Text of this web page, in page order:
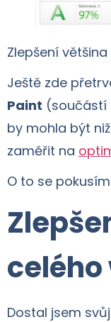
Zlepšení
Ještě zde
Paint (součástí
by mohla být
zaměřit na
O to se
celého
Dostal jsem